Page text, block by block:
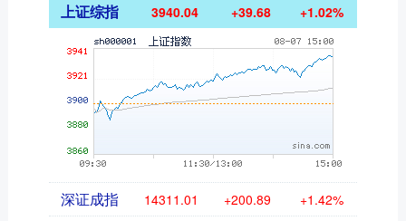
上证综指 3940.04 +39.68 +1.02%
深证成指 14311.01 +200.89 +1.42%